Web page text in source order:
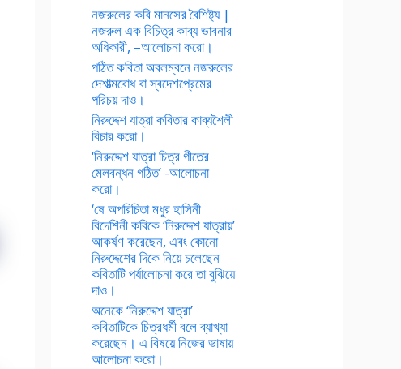
নজরুলের কবি মানসের বৈশিষ্ট্য |
নজরুল এক বিচিত্র কাব্য ভাবনার
অধিকারী, –আলোচনা করো।
পঠিত কবিতা অবলম্বনে নজরুলের
দেশাত্মবোধ বা স্বদেশপ্রেমের
পরিচয় দাও।
নিরুদ্দেশ যাত্রা কবিতার কাব্যশৈলী
বিচার করো।
‘নিরুদ্দেশ যাত্রা চিত্র গীতের
মেলবন্ধন গঠিত’ -আলোচনা
করো।
‘ষে অপরিচিতা মধুর হাসিনী
বিদেশিনী কবিকে ‘নিরুদ্দেশ যাত্রায়’
আকর্ষণ করেছেন, এবং কোনো
নিরুদ্দেশের দিকে নিয়ে চলেছেন
কবিতাটি পর্যালোচনা করে তা বুঝিয়ে
দাও।
অনেকে ‘নিরুদ্দেশ যাত্রা’
কবিতাটিকে চিত্রধর্মী বলে ব্যাখ্যা
করেছেন। এ বিষয়ে নিজের ভাষায়
আলোচনা করো।